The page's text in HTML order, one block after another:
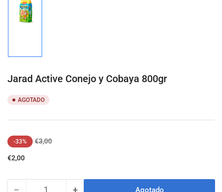
la
galería
Jarad Active Conejo y Cobaya 800gr
AGOTADO
Precio
-33% €3,00Precio
€2,00
− + Agotado